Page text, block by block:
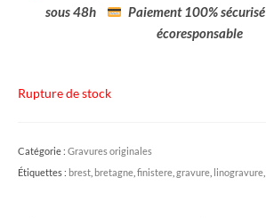
sous 48h
Paiement 100% sécurisé
écoresponsable
Rupture de stock
Catégorie : Gravures originales
Étiquettes : brest bretagne finistere gravure linogravure